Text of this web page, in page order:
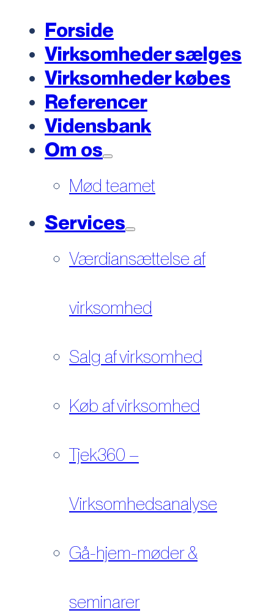
Forside
Virksomheder sælges
Virksomheder købes
Referencer
Vidensbank
Om os
Mød teamet
Services
Værdiansættelse af
virksomhed
Salg af virksomhed
Køb af virksomhed
Tjek360 –
Virksomhedsanalyse
Gå-hjem-møder &
seminarer